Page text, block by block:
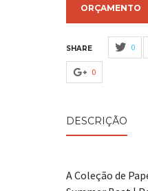
ORÇAMENTO
SHARE 0
0
DESCRIÇÃO
A Coleção de